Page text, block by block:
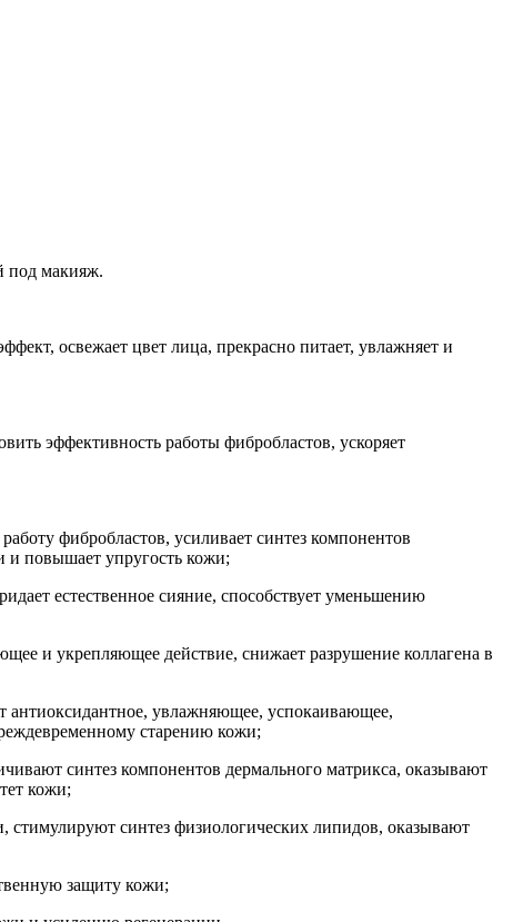
под макияж.
освежает цвет лица, прекрасно питает, увлажняет и
эффективность работы фибробластов, ускоряет
фибробластов, усиливает синтез компонентов
и повышает упругость кожи;
естественное сияние, способствует уменьшению
и укрепляющее действие, снижает разрушение коллагена в
антиоксидантное, увлажняющее, успокаивающее,
старению кожи;
синтез компонентов дермального матрикса, оказывают
кожи;
стимулируют синтез физиологических липидов, оказывают
защиту кожи;